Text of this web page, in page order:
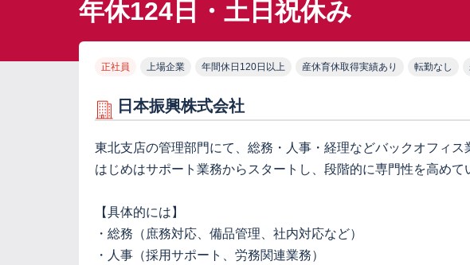
年休124日・土日祝休み
正社員 上場企業 年間休日120日以上 産休育休取得実績あり 転勤なし
日本振興株式会社
東北支店の管理部門にて、総務・人事・経理などバックオフィス
はじめはサポート業務からスタートし、段階的に専門性を高めて
【具体的には】
・総務（庶務対応、備品管理、社内対応など）
・人事（採用サポート、労務関連業務）